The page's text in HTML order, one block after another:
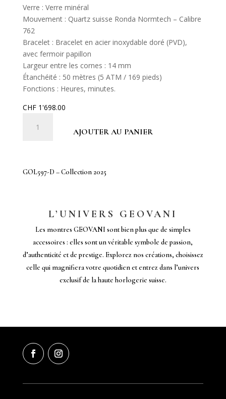
Verre : Verre minéral
Mouvement : Quartz suisse Ronda Normtech – Calibre
762
Bracelet : Bracelet en acier inoxydable doré (PVD),
avec fermoir papillon
Largeur entre les cornes : 14 mm
Étanchéité : 50 mètres (5 ATM / 169 pieds)
Fonctions : Heures, minutes.
CHF1'698.00
Collection
AJOUTER AU PANIER
GOL597-D – Collection 2025
L’UNIVERS GEOVANI
Les montres GEOVANI sont bien plus que de simples
accessoires : elles sont un véritable symbole de passion,
d’authenticité et de prestige. Explorez nos créations, choisissez
celle qui magnifiera votre quotidien et entrez dans l’univers
exclusif de la haute horlogerie suisse.